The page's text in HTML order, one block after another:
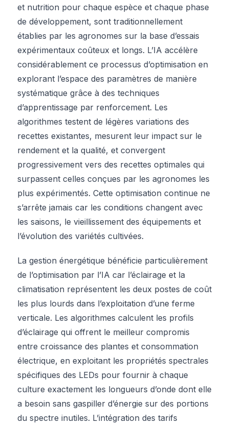
et nutrition pour chaque espèce et chaque phase
de développement, sont traditionnellement
établies par les agronomes sur la base d’essais
expérimentaux coûteux et longs. L’IA accélère
considérablement ce processus d’optimisation en
explorant l’espace des paramètres de manière
systématique grâce à des techniques
d’apprentissage par renforcement. Les
algorithmes testent de légères variations des
recettes existantes, mesurent leur impact sur le
rendement et la qualité, et convergent
progressivement vers des recettes optimales qui
surpassent celles conçues par les agronomes les
plus expérimentés. Cette optimisation continue ne
s’arrête jamais car les conditions changent avec
les saisons, le vieillissement des équipements et
l’évolution des variétés cultivées.
La gestion énergétique bénéficie particulièrement
de l’optimisation par l’IA car l’éclairage et la
climatisation représentent les deux postes de coût
les plus lourds dans l’exploitation d’une ferme
verticale. Les algorithmes calculent les profils
d’éclairage qui offrent le meilleur compromis
entre croissance des plantes et consommation
électrique, en exploitant les propriétés spectrales
spécifiques des LEDs pour fournir à chaque
culture exactement les longueurs d’onde dont elle
a besoin sans gaspiller d’énergie sur des portions
du spectre inutiles. L’intégration des tarifs